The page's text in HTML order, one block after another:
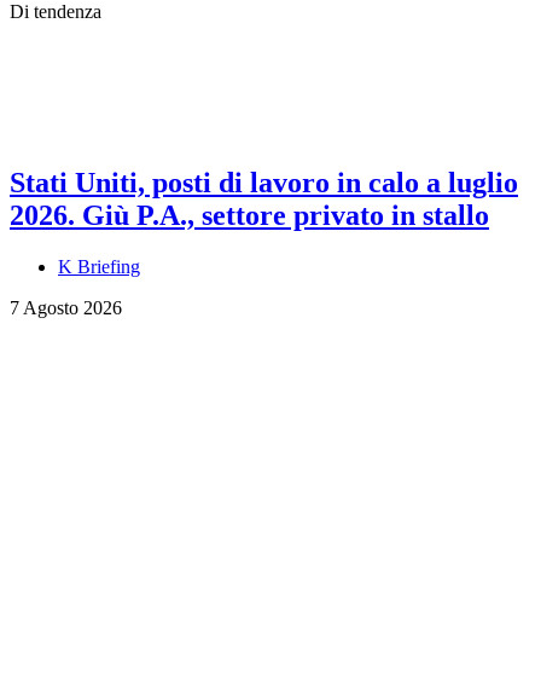
Di tendenza
Stati Uniti, posti di lavoro in calo a luglio
2026. Giù P.A., settore privato in stallo
K Briefing
7 Agosto 2026